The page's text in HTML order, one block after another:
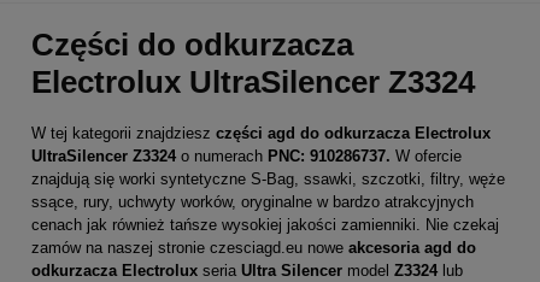
Części do odkurzacza
Electrolux UltraSilencer Z3324
W tej kategorii znajdziesz części agd do odkurzacza Electrolux
UltraSilencer Z3324 o numerach PNC: 910286737. W ofercie
znajdują się worki syntetyczne S-Bag, ssawki, szczotki, filtry, węże
ssące, rury, uchwyty worków, oryginalne w bardzo atrakcyjnych
cenach jak również tańsze wysokiej jakości zamienniki. Nie czekaj
zamów na naszej stronie czesciagd.eu nowe akcesoria agd do
odkurzacza Electrolux seria Ultra Silencer model Z3324 lub